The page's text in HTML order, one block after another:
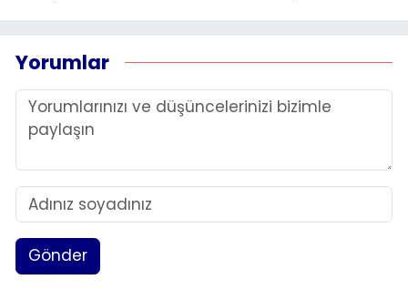
Yorumlar
Gönder